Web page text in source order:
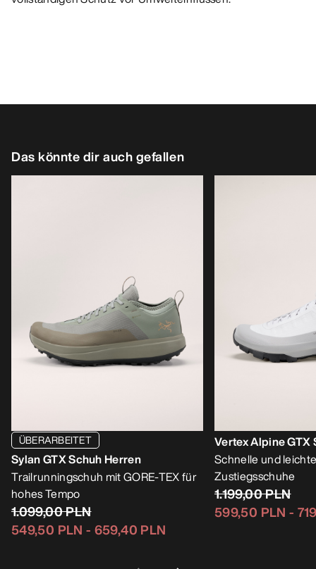
Das könnte dir auch gefallen
ÜBERARBEITET
Sylan GTX Schuh Herren
Trailrunningschuh mit GORE-TEX für
hohes Tempo
1.099,00 PLN
549,50 PLN - 659,40 PLN
Vertex Alpine GTX
Schnelle und
Zustiegsschuhe
1.199,00 PLN
599,50 PLN -